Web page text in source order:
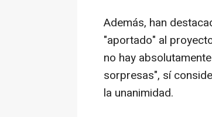
Además, han
"aportado" al
no hay
sorpresas", sí
la unanimidad.